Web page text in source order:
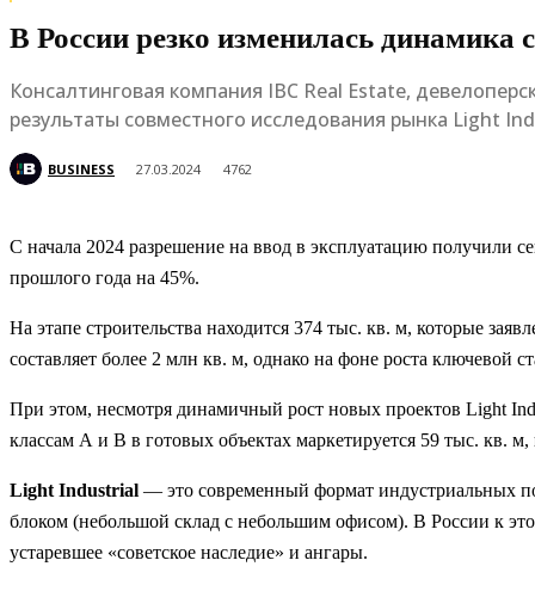
В России резко изменилась
Консалтинговая компания IBC Real Estate,
результаты совместного исследования рынка Light
BUSINESS 27.03.2024 4762
С начала 2024 разрешение на ввод в эксплуатацию получили
прошлого года на 45%.
На этапе строительства находится 374 тыс. кв. м, которые
составляет более 2 млн кв. м, однако на фоне роста ключевой
При этом, несмотря динамичный рост новых проектов Light
классам А и В в готовых объектах маркетируется 59 тыс. кв.
Light Industrial — это современный формат индустриальных
блоком (небольшой склад с небольшим офисом). В России к
устаревшее «советское наследие» и ангары.